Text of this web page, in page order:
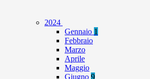
2024
Gennaio 1
Febbraio
Marzo
Aprile
Maggio
Giugno 9